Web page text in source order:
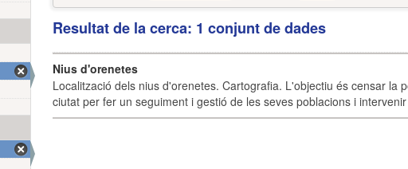
Resultat de la cerca: 1 conjunt de dades
Nius d'orenetes
Localització dels nius d'orenetes. Cartografia. L'objectiu és censar la
ciutat per fer un seguiment i gestió de les seves poblacions i